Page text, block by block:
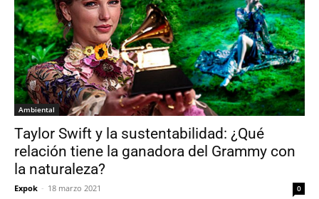
Ambiental
Taylor Swift y la sustentabilidad: ¿Qué
relación tiene la ganadora del Grammy con
la naturaleza?
Expok - 18 marzo 2021 0